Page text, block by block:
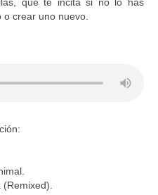
crear uno nuevo.